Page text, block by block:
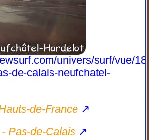
univers/surf/vue/
de-calais-neufchatel-
de-France ↗
- Pas-de-Calais ↗